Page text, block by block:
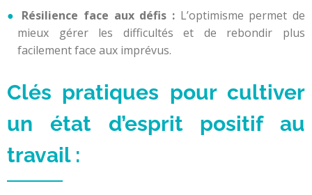
Résilience face aux défis : L’optimisme permet de
mieux gérer les difficultés et de rebondir plus
facilement face aux imprévus.
Clés pratiques pour cultiver
un état d’esprit positif au
travail :